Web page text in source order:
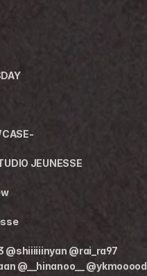
JEUNESSE
@shiiiiiinyan @rai_ra97
@__hinanoo__ @ykmooood